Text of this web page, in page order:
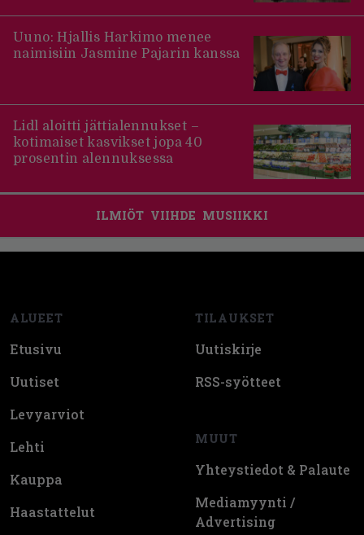
Uuno: Hjallis Harkimo menee
naimisiin Jasmine Pajarin kanssa
Lidl aloitti jättialennukset –
kotimaiset kasvikset jopa 40
prosentin alennuksessa
ILMIÖT VIIHDE MUSIIKKI
ALUEET
Etusivu
Uutiset
Levyarviot
Lehti
Kauppa
Haastattelut
TILAUKSET
Uutiskirje
RSS-syötteet
MUUT
Yhteystiedot & Palaute
Mediamyynti /
Advertising